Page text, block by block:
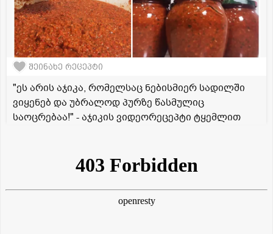
შეინახე რეცეპტი
"ეს არის აჯიკა, რომელსაც ნებისმიერ სადილში
ვიყენებ და უბრალოდ პურზე წასმულიც
საოცრებაა!" - აჯიკის ვიდეორეცეპტი ტყემლით